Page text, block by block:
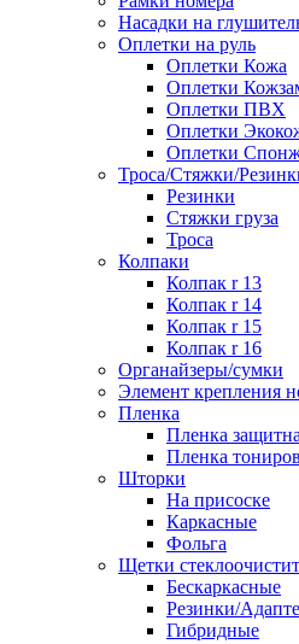
Насадки на
Оплетки на руль
Оплетки Кожа
Оплетки
Оплетки ПВХ
Оплетки
Оплетки
Троса/Стяжки/
Резинки
Стяжки груза
Троса
Колпаки
Колпак r 13
Колпак r 14
Колпак r 15
Колпак r 16
Органайзеры/сумки
Элемент крепления
Пленка
Пленка
Пленка
Шторки
На присоске
Каркасные
Фольга
Щетки
Бескаркасные
Резинки/
Гибридные